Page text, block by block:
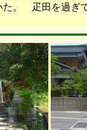
た。 疋田を過ぎ